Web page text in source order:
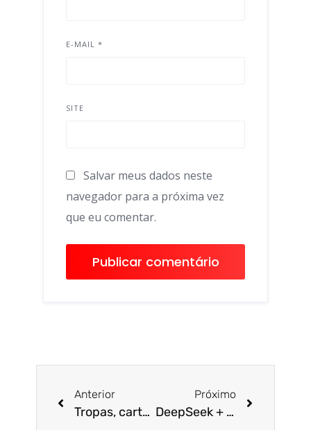
E-MAIL *
SITE
Salvar meus dados neste
navegador para a próxima vez
que eu comentar.
Anterior
Tropas, cartéis e China: o que o México está fazendo para evitar tarifas de Trump
Próximo
DeepSeek + ChatGPT? Alibaba anuncia IA “boa e barata” e ações disparam